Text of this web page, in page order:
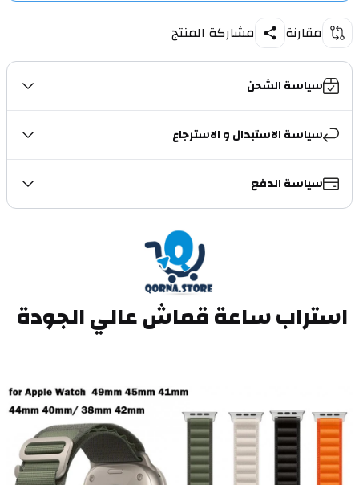
مقارنة مشاركة المنتج
سياسة الشحن
سياسة الاستبدال و الاسترجاع
سياسة الدفع
استراب ساعة قماش عالي الجودة